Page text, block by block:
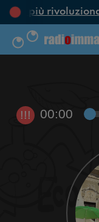
più
!!! 00:00